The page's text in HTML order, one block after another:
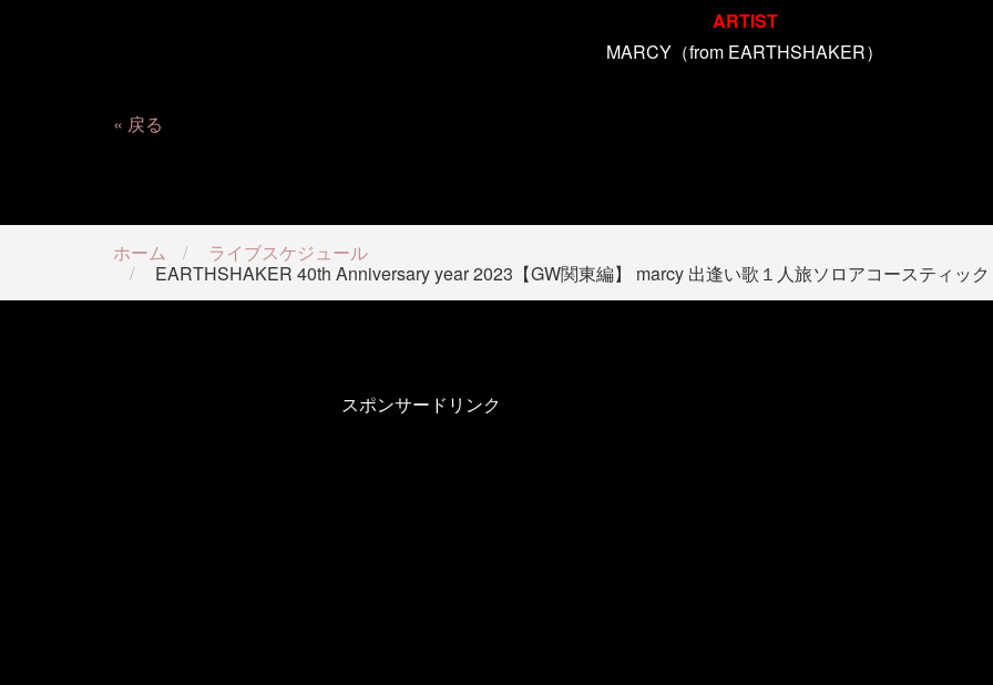
ARTIST
MARCY（from EARTHSHAKER）
戻る
ホーム
ライブスケジュール
EARTHSHAKER 40th Anniversary year 2023【GW関東編】 marcy 出逢い歌１人旅ソロアコースティッ
スポンサードリンク